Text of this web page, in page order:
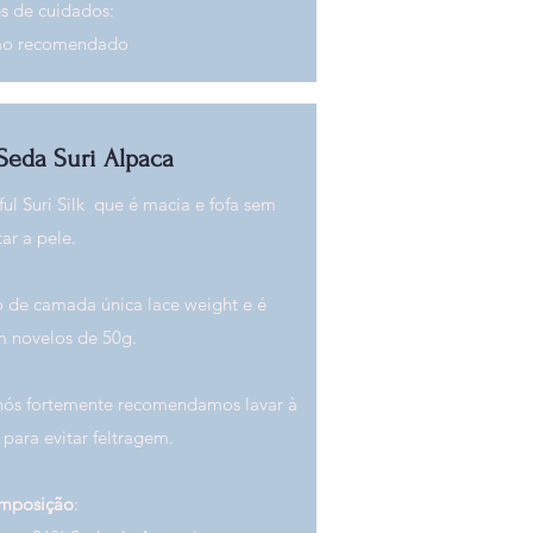
de cuidados:
recomendado
Suri Alpaca
Suri Silk que é macia e fofa sem
a pele.
de camada única lace weight e é
novelos de 50g.​
fortemente recomendamos lavar à
evitar feltragem.
: